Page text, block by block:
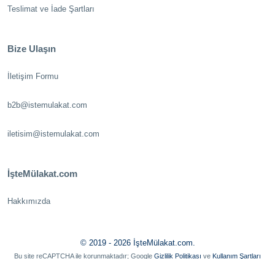
Teslimat ve İade Şartları
Bize Ulaşın
İletişim Formu
b2b@istemulakat.com
iletisim@istemulakat.com
İşteMülakat.com
Hakkımızda
© 2019 - 2026 İşteMülakat.com.
Bu site reCAPTCHA ile korunmaktadır; Google Gizlilik Politikası ve Kullanım Şartları